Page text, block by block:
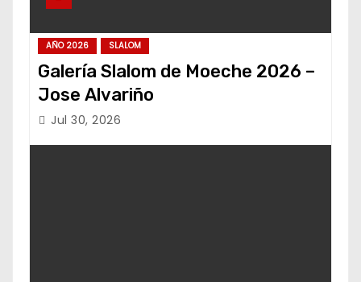
AÑO 2026 SLALOM
Galería Slalom de Moeche 2026 –
Jose Alvariño
Jul 30, 2026